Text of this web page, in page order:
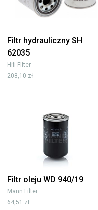
Filtr hydrauliczny SH
62035
Hifi Filter
208,10 zł
Filtr oleju WD 940/19
Mann Filter
64,51 zł